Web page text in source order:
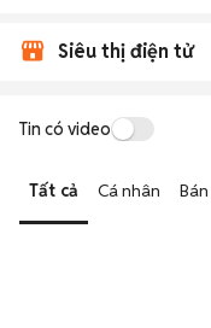
Siêu thị điện tử
Tin có video
Tất cả Cá nhân